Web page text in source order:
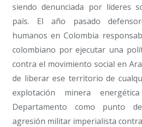
siendo denunciada por líderes
país. El año pasado
humanos en Colombia
colombiano por ejecutar una
contra el movimiento social en
de liberar ese territorio de
explotación minera
Departamento como punto
agresión militar imperialista